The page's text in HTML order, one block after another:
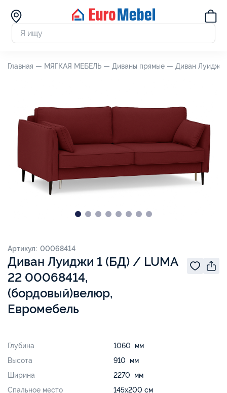
Главная — МЯГКАЯ МЕБЕЛЬ — Диваны прямые — Диван Луиджи
Диван Луиджи 1 (БД) / LUMA
22 00068414,
(бордовый)велюр,
Евромебель
Артикул: 00068414
Глубина
1060 мм
Высота
910 мм
Ширина
2270 мм
Спальное место
145х200 см